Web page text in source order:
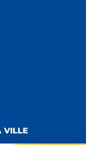
VILLE